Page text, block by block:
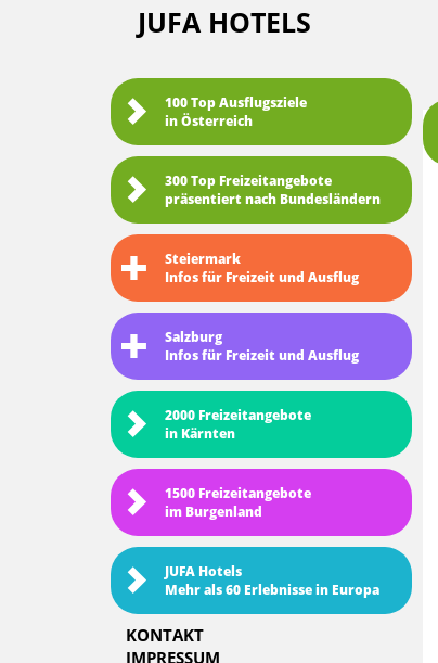
JUFA HOTELS
100 Top Ausflugsziele
in Österreich
300 Top Freizeitangebote
präsentiert nach Bundesländern
Steiermark
Infos für Freizeit und Ausflug
Salzburg
Infos für Freizeit und Ausflug
2000 Freizeitangebote
in Kärnten
1500 Freizeitangebote
im Burgenland
JUFA Hotels
Mehr als 60 Erlebnisse in Europa
KONTAKT
IMPRESSUM